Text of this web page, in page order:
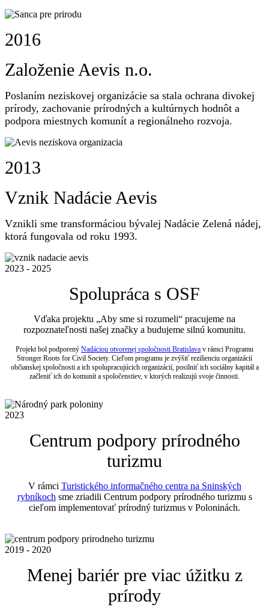
2016
Založenie Aevis n.o.
Poslaním neziskovej organizácie sa stala ochrana divokej
prírody, zachovanie prírodných a kultúrnych hodnôt a
podpora miestnych komunít a regionálneho rozvoja.
2013
Vznik Nadácie Aevis
Vznikli sme transformáciou bývalej Nadácie Zelená nádej,
ktorá fungovala od roku 1993.
2023 - 2025
Spolupráca s OSF
Vďaka projektu „Aby sme si rozumeli“ pracujeme na
rozpoznateľnosti našej značky a budujeme silnú komunitu.
Projekt bol podporený Nadáciou otvorenej spoločnosti Bratislava v rámci Programu
Stronger Roots for Civil Society. Cieľom programu je zvýšiť rezilienciu organizácií
občianskej spoločnosti a ich spolupracujúcich organizácií, posilniť ich sociálny kapitál a
začleniť ich do komunít a spoločenstiev, v ktorých realizujú svoje činnosti.
2023
Centrum podpory prírodného
turizmu
V rámci Turistického informačného centra na Sninských
rybníkoch sme zriadili Centrum podpory prírodného turizmu s
cieľom implementovať prírodný turizmus v Poloninách.
2019 - 2020
Menej bariér pre viac úžitku z
prírody